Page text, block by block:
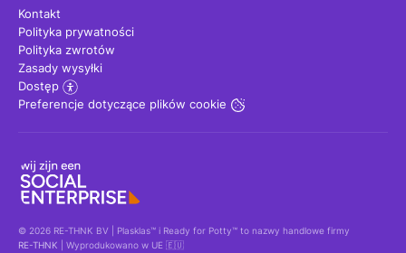
Kontakt
Polityka prywatności
Polityka zwrotów
Zasady wysyłki
Dostęp
Preferencje dotyczące plików cookie
© 2026 RE-THNK BV | Plasklas™ i Ready for Potty™ to nazwy handlowe firmy
RE-THNK | Wyprodukowano w UE 🇪🇺